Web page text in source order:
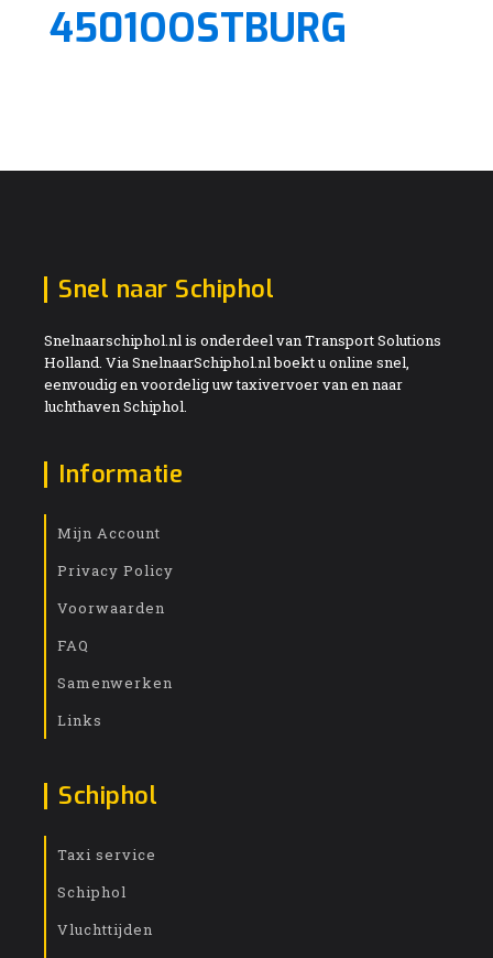
4501OOSTBURG
Snel naar Schiphol
Snelnaarschiphol.nl is onderdeel van Transport Solutions
Holland. Via SnelnaarSchiphol.nl boekt u online snel,
eenvoudig en voordelig uw taxivervoer van en naar
luchthaven Schiphol.
Informatie
Mijn Account
Privacy Policy
Voorwaarden
FAQ
Samenwerken
Links
Schiphol
Taxi service
Schiphol
Vluchttijden